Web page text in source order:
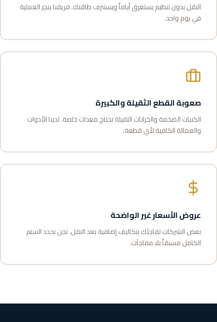
النقل بدون تنظيم يستغرق أياماً ويستنزف طاقتك. فريقنا ينجز العملية
في يوم واحد.
صعوبة القطع الثقيلة والكبيرة
الكنبات الضخمة والخزانات الثقيلة تحتاج معدات خاصة. لدينا الأدوات
والعمالة الكافية لأي قطعة.
عروض الأسعار غير الواضحة
بعض الشركات تفاجئك بتكاليف إضافية بعد النقل. نحن نحدد السعر
الكامل مسبقاً بلا مفاجآت.